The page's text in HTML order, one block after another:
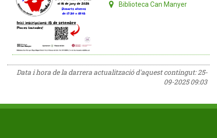
Biblioteca Can Manyer
Data i hora de la darrera actualització d'aquest contingut:25-
09-2025 09:03